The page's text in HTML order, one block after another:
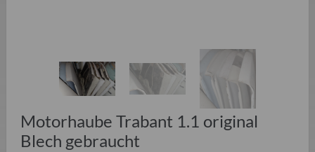
Motorhaube Trabant 1.1 original
Blech gebraucht